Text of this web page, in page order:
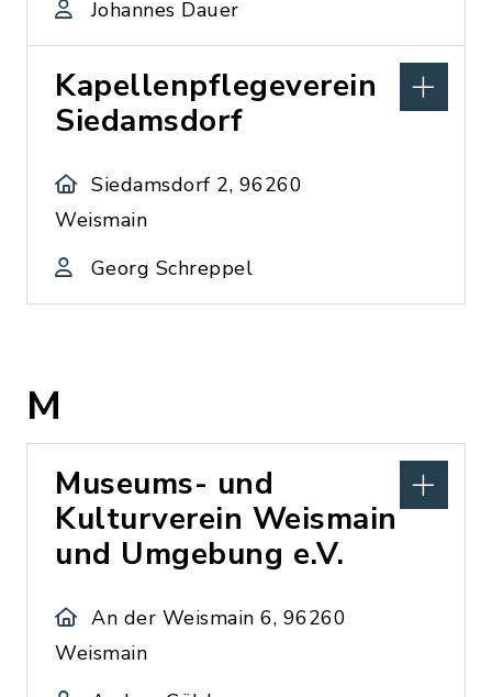
Johannes Dauer
Kapellenpflegeverein
Siedamsdorf
Siedamsdorf 2, 96260
Weismain
Georg Schreppel
M
Museums- und
Kulturverein Weismain
und Umgebung e.V.
An der Weismain 6, 96260
Weismain